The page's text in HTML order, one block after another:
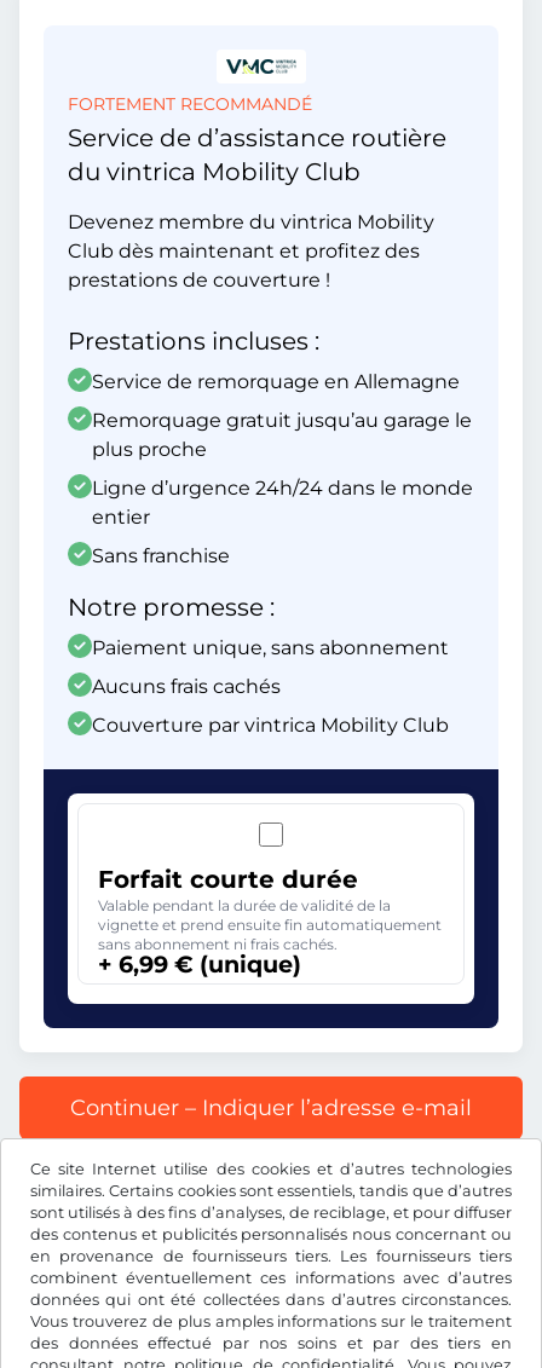
Ce site Internet utilise des cookies et d’autres technologies
similaires. Certains cookies sont essentiels, tandis que d’autres
sont utilisés à des fins d’analyses, de reciblage, et pour diffuser
des contenus et publicités personnalisés nous concernant ou
en provenance de fournisseurs tiers. Les fournisseurs tiers
combinent éventuellement ces informations avec d’autres
données qui ont été collectées dans d’autres circonstances.
Vous trouverez de plus amples informations sur le traitement
des données effectué par nos soins et par des tiers en
FORTEMENT RECOMMANDÉ
Service de d’assistance routière
du vintrica Mobility Club
Devenez membre du vintrica Mobility
Club dès maintenant et profitez des
prestations de couverture !
Prestations incluses :
Service de remorquage en Allemagne
Remorquage gratuit jusqu’au garage le
plus proche
Ligne d’urgence 24h/24 dans le monde
entier
Sans franchise
Notre promesse :
Paiement unique, sans abonnement
Aucuns frais cachés
Couverture par vintrica Mobility Club
Forfait courte durée
Valable pendant la durée de validité de la
vignette et prend ensuite fin automatiquement
sans abonnement ni frais cachés.
+ 6,99 € (unique)
Continuer – Indiquer l’adresse e-mail
Tous les prix s’entendent TVA incluse.
€EUR